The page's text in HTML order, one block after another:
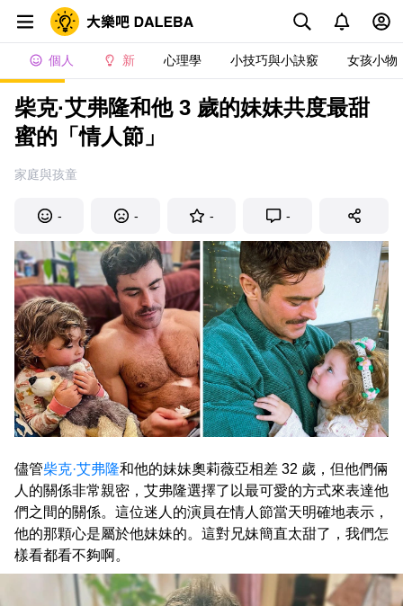
個人 新 心理學 小技巧與小訣竅 女孩小物
柴克·艾弗隆和他 3 歲的妹妹共度最甜
蜜的「情人節」
家庭與孩童
- - - -
儘管柴克·艾弗隆和他的妹妹奧莉薇亞相差 32 歲，但他們倆
人的關係非常親密，艾弗隆選擇了以最可愛的方式來表達他
們之間的關係。這位迷人的演員在情人節當天明確地表示，
他的那顆心是屬於他妹妹的。這對兄妹簡直太甜了，我們怎
樣看都看不夠啊。